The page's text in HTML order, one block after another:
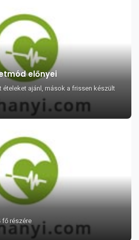
előnyei
ételeket ajánl, mások a frissen készült